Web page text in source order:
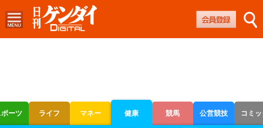
ーツ ライフ マネー 健康 競馬 公営競技 コミ